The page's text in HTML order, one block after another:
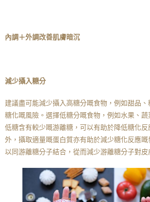
內調＋外調改善肌膚暗沉
減少攝入糖分
建議盡可能減少攝入高糖分嘅食物，例如甜品
糖化嘅風險。選擇低糖分嘅食物，例如水果、
低糖含有較少嘅游離糖，可以有助於降低糖化反
外，攝取適量嘅蛋白質亦有助於減少糖化反應嘅
以同游離糖分子結合，從而減少游離糖分子對皮